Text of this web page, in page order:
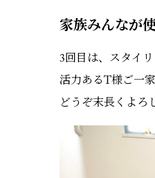
家族みんなが
3回目は、スタイ
活力あるT様ご一
どうぞ末長くよろ